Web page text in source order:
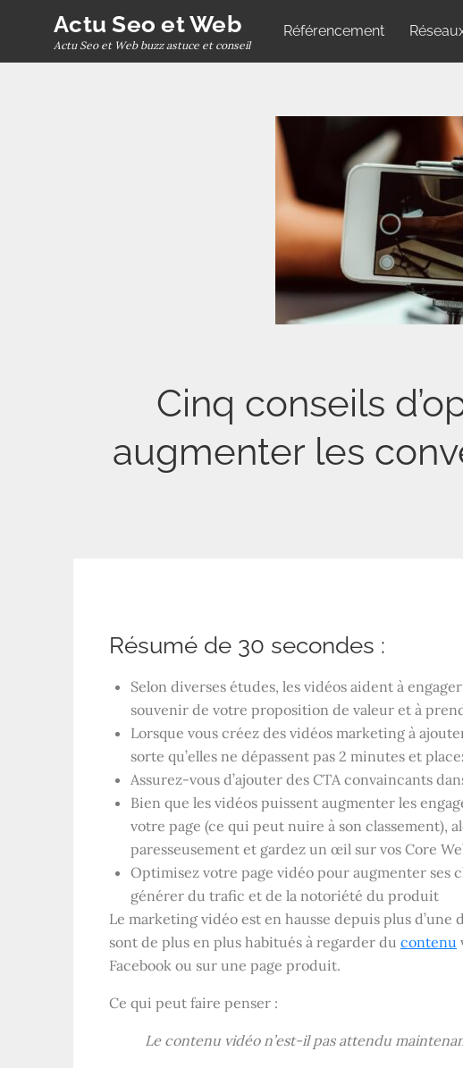
content
Actu Seo et Web
Actu Seo et Web buzz astuce et conseil
Référencement
Cinq conseils
augmenter les
Résumé de 30 secondes :
Selon diverses études, les vidéos aident à
souvenir de votre proposition de valeur et à
Lorsque vous créez des vidéos marketing à
sorte qu’elles ne dépassent pas 2 minutes et
Assurez-vous d’ajouter des CTA convaincants
Bien que les vidéos puissent augmenter les
votre page (ce qui peut nuire à son classement),
paresseusement et gardez un œil sur vos Core
Optimisez votre page vidéo pour augmenter ses
générer du trafic et de la notoriété du produit
Le marketing vidéo est en hausse depuis plus
sont de plus en plus habitués à regarder du contenu
Facebook ou sur une page produit.
Ce qui peut faire penser :
Le contenu vidéo n’est-il pas attendu